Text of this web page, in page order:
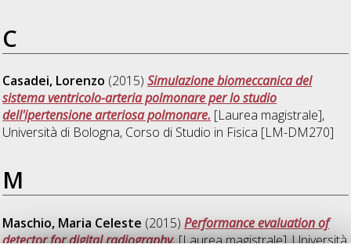
C
Casadei, Lorenzo (2015)Simulazione biomeccanica del
sistema ventricolo-arteria polmonare per lo studio
dell'ipertensione arteriosa polmonare. [Laurea magistrale],
Università di Bologna, Corso di Studio in Fisica [LM-DM270]
M
Maschio, Maria Celeste (2015)Performance evaluation of
detector for digital radiography.[Laurea magistrale], Università